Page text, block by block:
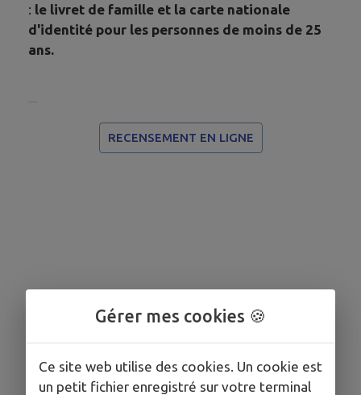
: le livret de famille et la carte nationale
d'identité pour les personnes de moins de 25
ans.
RECENSEMENT EN LIGNE
Gérer mes cookies 🍪
Ce site web utilise des cookies. Un cookie est
un petit fichier enregistré sur votre terminal